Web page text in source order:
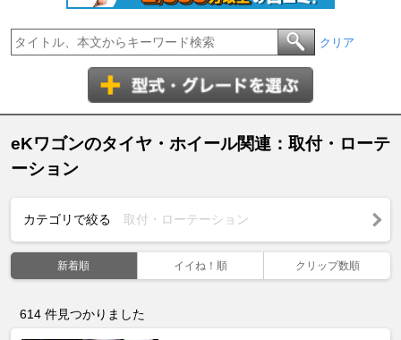
クリア
eKワゴンのタイヤ・ホイール関連：取付・ローテ
ーション
カテゴリで絞る 取付・ローテーション
新着順 イイね！順 クリップ数順
614 件見つかりました